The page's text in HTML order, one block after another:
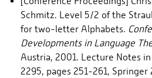
Schmitz. Level 5/2 of the
for two-letter Alphabets.
Developments in Language
Austria, 2001. Lecture Notes
2295, pages 251-261, Springer